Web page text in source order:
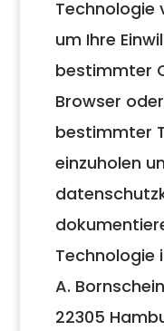
Technologie
um Ihre
bestimmter
Browser
bestimmter
einzuholen
Technologie
A.
22305